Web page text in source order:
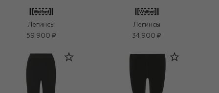
Легинсы
59 900 ₽
Легинсы
34 900 ₽